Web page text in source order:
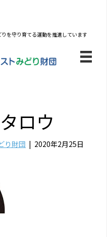
を守り育てる運動を推進しています
ロウ
り財団 | 2020年2月25日